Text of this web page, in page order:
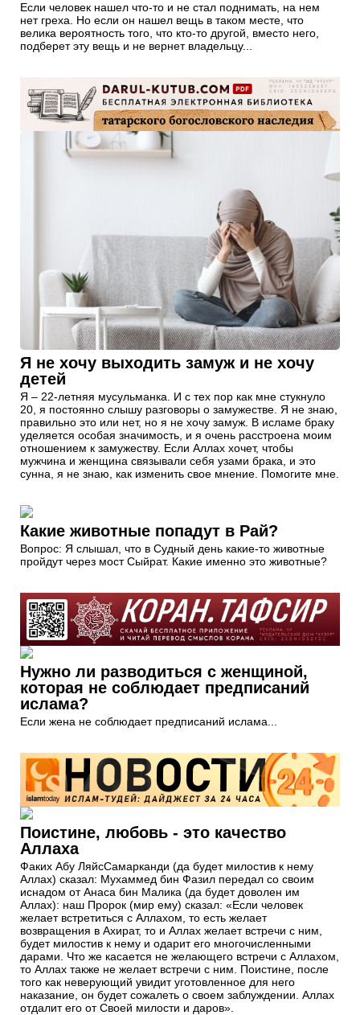
Если человек нашел что-то и не стал поднимать, на нем
нет греха. Но если он нашел вещь в таком месте, что
велика вероятность того, что кто-то другой, вместо него,
подберет эту вещь и не вернет владельцу...
Я не хочу выходить замуж и не хочу
детей
Я – 22-летняя мусульманка. И с тех пор как мне стукнуло
20, я постоянно слышу разговоры о замужестве. Я не знаю,
правильно это или нет, но я не хочу замуж. В исламе браку
уделяется особая значимость, и я очень расстроена моим
отношением к замужеству. Если Аллах хочет, чтобы
мужчина и женщина связывали себя узами брака, и это
сунна, я не знаю, как изменить свое мнение. Помогите мне.
Какие животные попадут в Рай?
Вопрос: Я слышал, что в Судный день какие-то животные
пройдут через мост Сыйрат. Какие именно это животные?
Нужно ли разводиться с женщиной,
которая не соблюдает предписаний
ислама?
Если жена не соблюдает предписаний ислама...
Поистине, любовь - это качество
Аллаха
Факих Абу ЛяйсСамарканди (да будет милостив к нему
Аллах) сказал: Мухаммед бин Фазил передал со своим
иснадом от Анаса бин Малика (да будет доволен им
Аллах): наш Пророк (мир ему) сказал: «Если человек
желает встретиться с Аллахом, то есть желает
возвращения в Ахират, то и Аллах желает встречи с ним,
будет милостив к нему и одарит его многочисленными
дарами. Что же касается не желающего встречи с Аллахом,
то Аллах также не желает встречи с ним. Поистине, после
того как неверующий увидит уготовленное для него
наказание, он будет сожалеть о своем заблуждении. Аллах
отдалит его от Своей милости и даров».